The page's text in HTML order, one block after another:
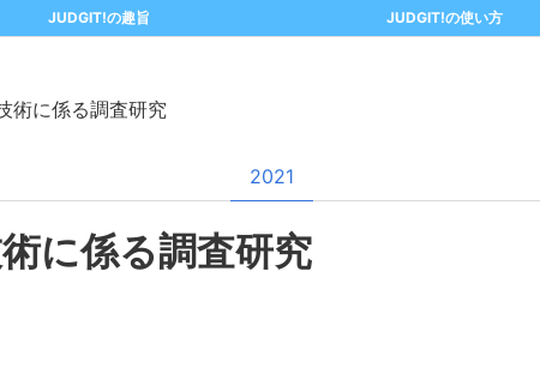
JUDGIT!の趣旨 JUDGIT!の使い方
術に係る調査研究
2021
に係る調査研究